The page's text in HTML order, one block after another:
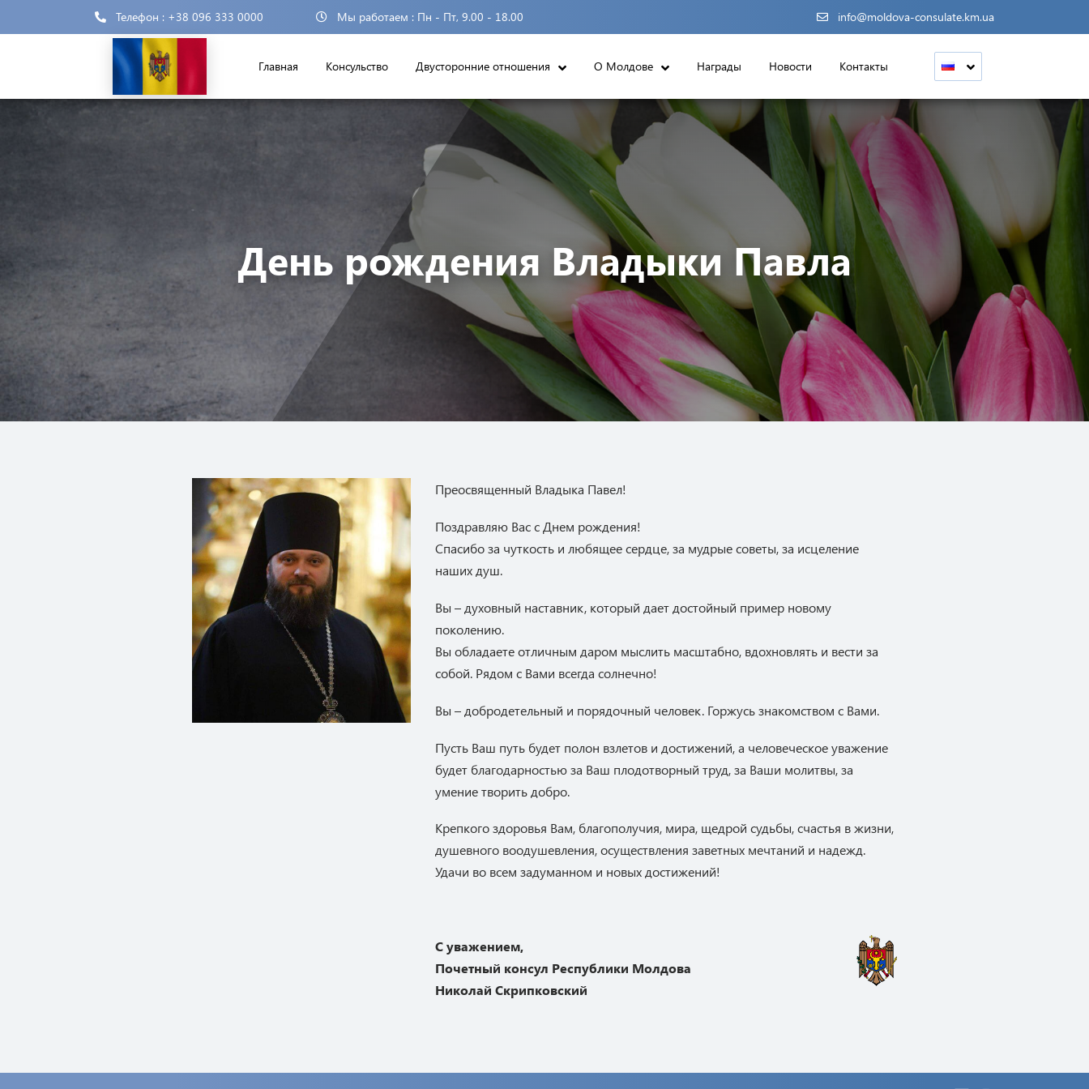
Телефон : +38 096 333 0000 Мы работаем : Пн - Пт, 9.00 - 18.00 info@moldova-consulate.km.ua
Главная Консульство Двусторонние отношения О Молдове Награды Новости Контакты
День рождения Владыки Павла
Преосвященный Владыка Павел!
Поздравляю Вас с Днем рождения!
Спасибо за чуткость и любящее сердце, за мудрые советы, за исцеление
наших душ.
Вы – духовный наставник, который дает достойный пример новому
поколению.
Вы обладаете отличным даром мыслить масштабно, вдохновлять и вести за
собой. Рядом с Вами всегда солнечно!
Вы – добродетельный и порядочный человек. Горжусь знакомством с Вами.
Пусть Ваш путь будет полон взлетов и достижений, а человеческое уважение
будет благодарностью за Ваш плодотворный труд, за Ваши молитвы, за
умение творить добро.
Крепкого здоровья Вам, благополучия, мира, щедрой судьбы, счастья в жизни,
душевного воодушевления, осуществления заветных мечтаний и надежд.
Удачи во всем задуманном и новых достижений!
С уважением,
Почетный консул Республики Молдова
Николай Скрипковский